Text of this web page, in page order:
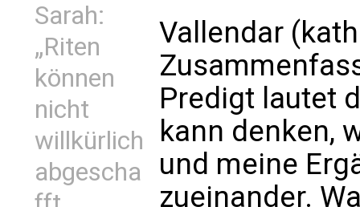
Sarah:
„Riten
können
nicht
willkürlich
abgescha
Vallendar
Predigt lautet
kann denken,
und meine
zueinander.